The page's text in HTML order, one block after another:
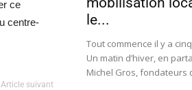
ce
centre-
Article suivant
le...
Tout commence il y a
Un matin d’hiver, en
Michel Gros, fondateurs